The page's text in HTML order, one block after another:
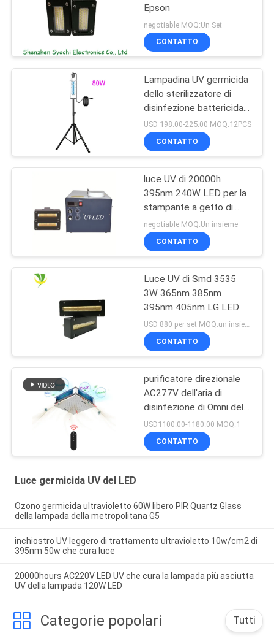
Epson
negotiable MOQ:Un Set
CONTATTO
Lampadina UV germicida
dello sterilizzatore di
disinfezione battericida
UV-C portatile 254nm di
luce UV
USD 198.00-225.00 MOQ:12PCS
CONTATTO
luce UV di 20000h
395nm 240W LED per la
stampante a getto di
inchiostro Machine
negotiable MOQ:Un insieme
CONTATTO
Luce UV di Smd 3535
3W 365nm 385nm
395nm 405nm LG LED
CONTATTO
purificatore direzionale
AC277V dell'aria di
disinfezione di Omni della
lampada UV germicida
150W
USD1100.00-1180.00 MOQ:1
CONTATTO
Luce germicida UV del LED
Ozono germicida ultravioletto 60W libero PIR Quartz Glass
della lampada della metropolitana G5
inchiostro UV leggero di trattamento ultravioletto 10w/cm2 di
395nm 50w che cura luce
20000hours AC220V LED UV che cura la lampada più asciutta
UV della lampada 120W LED
Categorie popolari Tutti